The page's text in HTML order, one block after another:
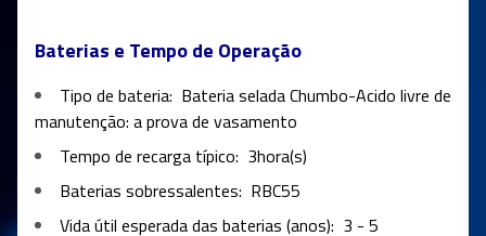
Baterias e Tempo de Operação
Tipo de bateria: Bateria selada Chumbo-Acido livre de
manutenção: a prova de vasamento
Tempo de recarga típico: 3hora(s)
Baterias sobressalentes: RBC55
Vida útil esperada das baterias (anos): 3 - 5